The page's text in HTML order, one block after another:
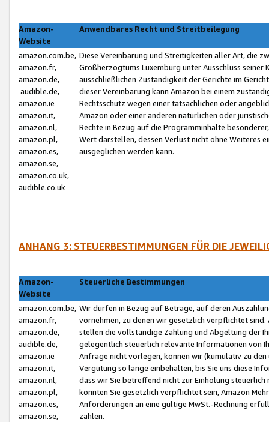
Amazon-
Website
Anwendbares Recht und Streitbeilegung
amazon.com.be,
amazon.fr,
amazon.de,
audible.de,
amazon.ie
amazon.it,
amazon.nl,
amazon.pl,
amazon.es,
amazon.se,
amazon.co.uk,
audible.co.uk
Diese Vereinbarung und Streitigkeiten aller Art, die
Großherzogtums Luxemburg unter Ausschluss
ausschließlichen Zuständigkeit der Gerichte im
dieser Vereinbarung kann Amazon bei einem
Rechtsschutz wegen einer tatsächlichen oder
Amazon oder einer anderen natürlichen oder
Rechte in Bezug auf die Programminhalte
Wert darstellen, dessen Verlust nicht ohne Weiteres
ausgeglichen werden kann.
ANHANG 3: STEUERBESTIMMUNGEN FÜR DIE
Amazon-
Website
Steuerliche Bestimmungen
amazon.com.be,
amazon.fr,
amazon.de,
audible.de,
amazon.ie
amazon.it,
amazon.nl,
amazon.pl,
amazon.es,
amazon.se,
Wir dürfen in Bezug auf Beträge, auf deren
vornehmen, zu denen wir gesetzlich verpflichtet
stellen die vollständige Zahlung und Abgeltung der
gelegentlich steuerlich relevante Informationen von
Anfrage nicht vorlegen, können wir (kumulativ zu
Vergütung so lange einbehalten, bis Sie uns diese
dass wir Sie betreffend nicht zur Einholung
könnten Sie gesetzlich verpflichtet sein, Amazon
Anforderungen an eine gültige MwSt.-Rechnung
zahlen.